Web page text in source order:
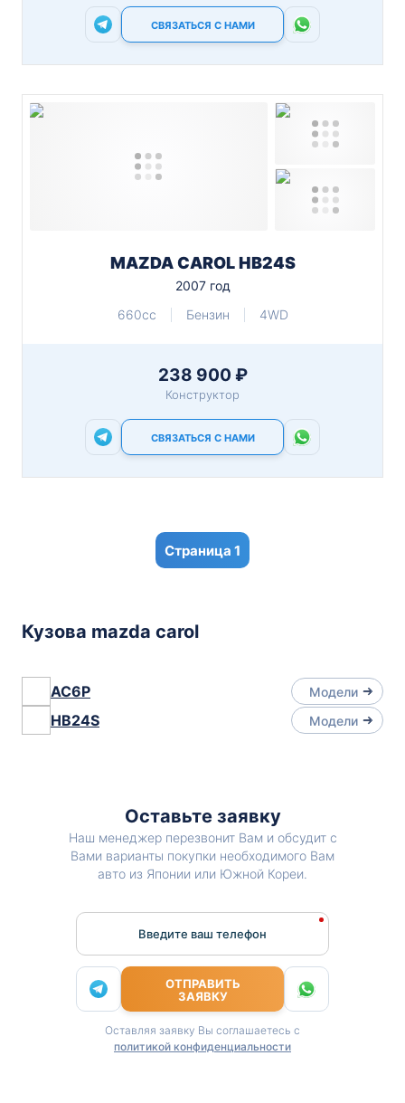
СВЯЗАТЬСЯ С НАМИ
MAZDA CAROL HB24S
2007 год
660cc
Бензин 4WD
238 900 ₽
Конструктор
СВЯЗАТЬСЯ С НАМИ
1
Кузова mazda carol
AC6P Модели
HB24S Модели
Оставьте заявку
Наш менеджер перезвонит Вам и обсудит с
Вами варианты покупки необходимого Вам
авто из Японии или Южной Кореи.
Введите ваш телефон
ОТПРАВИТЬ
ЗАЯВКУ
Оставляя заявку Вы соглашаетесь с
политикой конфиденциальности